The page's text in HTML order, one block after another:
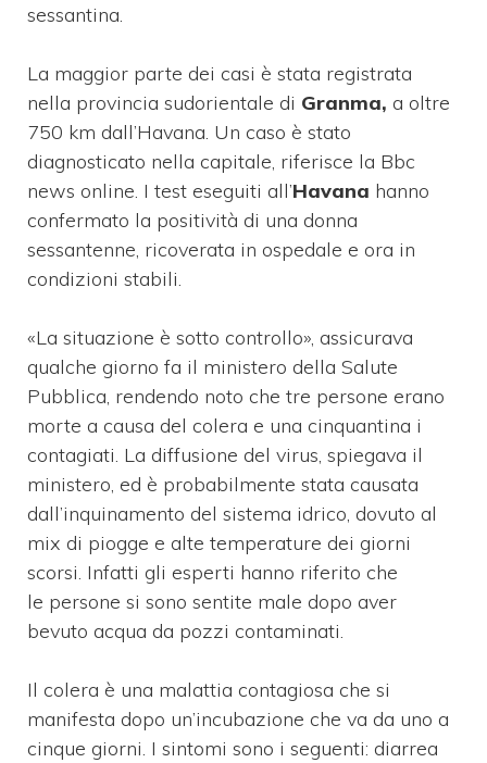
sessantina.
La maggior parte dei casi è stata registrata
nella provincia sudorientale di Granma, a oltre
750 km dall’Havana. Un caso è stato
diagnosticato nella capitale, riferisce la Bbc
news online. I test eseguiti all’Havana hanno
confermato la positività di una donna
sessantenne, ricoverata in ospedale e ora in
condizioni stabili.
«La situazione è sotto controllo», assicurava
qualche giorno fa il ministero della Salute
Pubblica, rendendo noto che tre persone erano
morte a causa del colera e una cinquantina i
contagiati. La diffusione del virus, spiegava il
ministero, ed è probabilmente stata causata
dall’inquinamento del sistema idrico, dovuto al
mix di piogge e alte temperature dei giorni
scorsi. Infatti gli esperti hanno riferito che
le persone si sono sentite male dopo aver
bevuto acqua da pozzi contaminati.
Il colera è una malattia contagiosa che si
manifesta dopo un’incubazione che va da uno a
cinque giorni. I sintomi sono i seguenti: diarrea